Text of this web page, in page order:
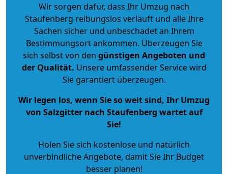
Wir sorgen dafür, dass Ihr Umzug nach
Staufenberg reibungslos verläuft und alle Ihre
Sachen sicher und unbeschadet an Ihrem
Bestimmungsort ankommen. Überzeugen Sie
sich selbst von den günstigen Angeboten und
der Qualität. Unsere umfassender Service wird
Sie garantiert überzeugen.
Wir legen los, wenn Sie so weit sind, Ihr Umzug
von Salzgitter nach Staufenberg wartet auf
Sie!
Holen Sie sich kostenlose und natürlich
unverbindliche Angebote, damit Sie Ihr Budget
besser planen!